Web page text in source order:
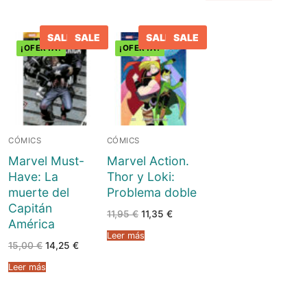
¡OFERTA!
CÓMICS
SALE SALE
Marvel Must-
Have: La
muerte del
Capitán
América
15,00€ El
precio
original
era:
14,25 €El
Leer más
¡OFERTA!
CÓMICS
SALE SALE
Marvel Action.
Thor y Loki:
Problema doble
11,95€ El
precio
original
era:
11,35 €El
Leer más